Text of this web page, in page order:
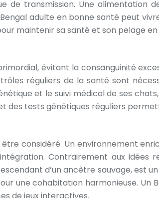
transmission. Une alimentation
adulte en bonne santé peut
maintenir sa santé et son pelage
évitant la consanguinité
réguliers de la santé sont
et le suivi médical de ses
tests génétiques réguliers
considéré. Un environnement
Contrairement aux idées
d’un ancêtre sauvage, est
une cohabitation harmonieuse. Un